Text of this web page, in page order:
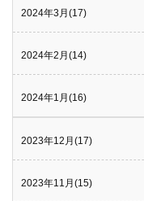
2024年3月(17)
2024年2月(14)
2024年1月(16)
2023年12月(17)
2023年11月(15)